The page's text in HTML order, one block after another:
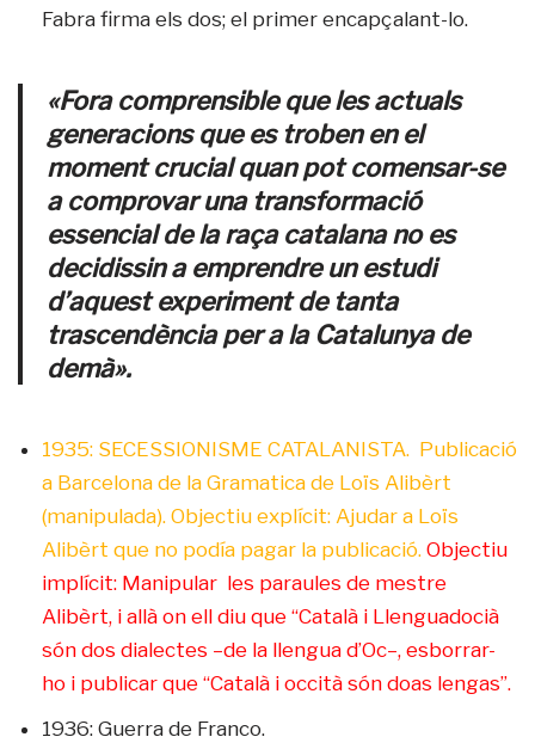
Fabra firma els dos; el primer encapçalant-lo.
«Fora comprensible que les actuals
generacions que es troben en el
moment crucial quan pot comensar-se
a comprovar una transformació
essencial de la raça catalana no es
decidissin a emprendre un estudi
d’aquest experiment de tanta
trascendència per a la Catalunya de
demà».
1935: SECESSIONISME CATALANISTA. Publicació
a Barcelona de la Gramatica de Loïs Alibèrt
(manipulada). Objectiu explícit: Ajudar a Loïs
Alibèrt que no podía pagar la publicació. Objectiu
implícit: Manipular les paraules de mestre
Alibèrt, i allà on ell diu que “Català i Llenguadocià
són dos dialectes –de la llengua d’Oc–, esborrar-
ho i publicar que “Català i occità són doas lengas”.
1936: Guerra de Franco.